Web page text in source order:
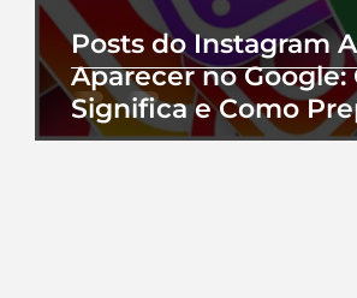
Posts do Instagram
Aparecer no Google:
Significa e Como
Perfil